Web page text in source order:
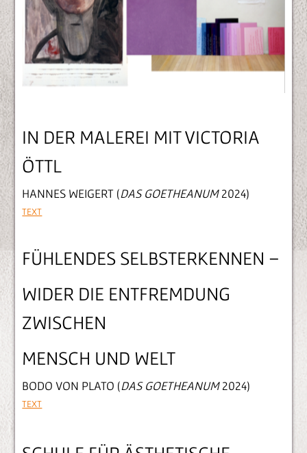
IN DER MALEREI MIT VICTORIA
ÖTTL
HANNES WEIGERT (DAS GOETHEANUM2024)
TEXT
FÜHLENDES SELBSTERKENNEN –
WIDER DIE ENTFREMDUNG
ZWISCHEN
MENSCH UND WELT
BODO VON PLATO (DAS GOETHEANUM2024)
TEXT